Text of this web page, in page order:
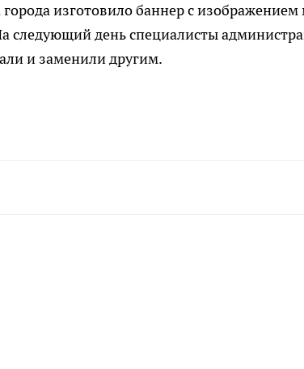
города изготовило баннер с
следующий день специалисты
и заменили другим.